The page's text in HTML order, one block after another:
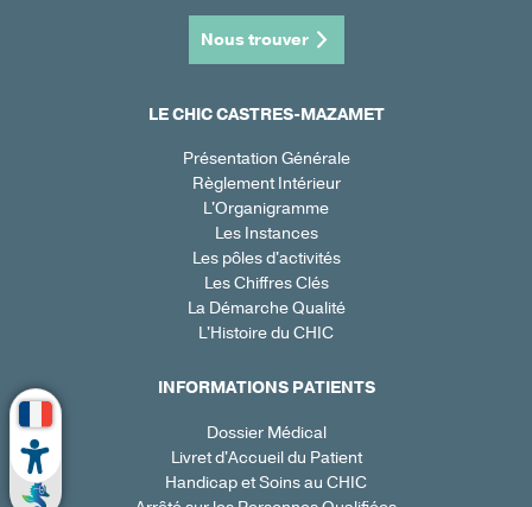
Nous trouver
LE CHIC CASTRES-MAZAMET
Présentation Générale
Règlement Intérieur
L'Organigramme
Les Instances
Les pôles d'activités
Les Chiffres Clés
La Démarche Qualité
L'Histoire du CHIC
INFORMATIONS PATIENTS
Dossier Médical
Livret d'Accueil du Patient
Handicap et Soins au CHIC